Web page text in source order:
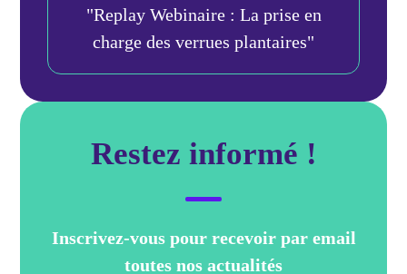
"Replay Webinaire : La prise en
charge des verrues plantaires"
Restez informé !
Inscrivez-vous pour recevoir par email
toutes nos actualités